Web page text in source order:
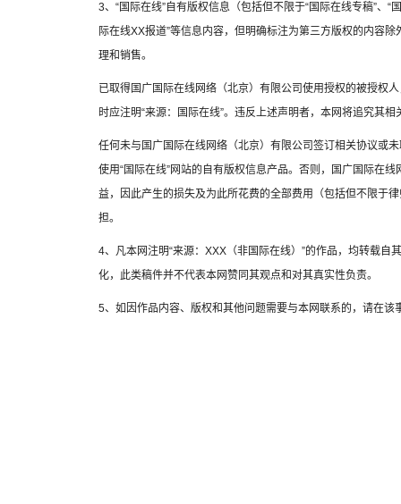
3、“国际在线”自有版权信息（包括但不限于“国际在线专稿”、“
际在线XX报道”等信息内容，但明确标注为第三方版权的内容
理和销售。
已取得国广国际在线网络（北京）有限公司使用授权的被授权
时应注明“来源：国际在线”。违反上述声明者，本网将追究其相
任何未与国广国际在线网络（北京）有限公司签订相关协议或
使用“国际在线”网站的自有版权信息产品。否则，国广国际在
益，因此产生的损失及为此所花费的全部费用（包括但不限于
担。
4、凡本网注明“来源：XXX（非国际在线）”的作品，均转载自
化，此类稿件并不代表本网赞同其观点和对其真实性负责。
5、如因作品内容、版权和其他问题需要与本网联系的，请在该